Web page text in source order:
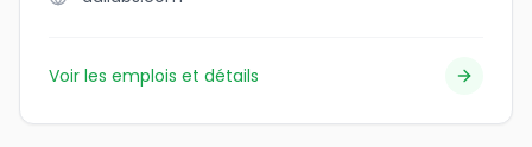
Voir les emplois et détails